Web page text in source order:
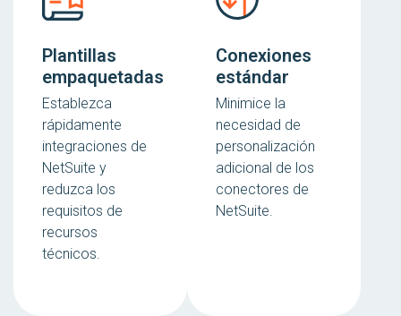
Plantillas
empaquetadas
Establezca
rápidamente
integraciones de
NetSuite y
reduzca los
requisitos de
recursos
técnicos.
Conexiones
estándar
Minimice la
necesidad de
personalización
adicional de los
conectores de
NetSuite.